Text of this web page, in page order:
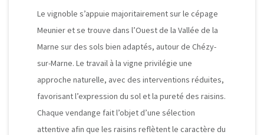
Le vignoble s’appuie majoritairement sur le cépage
Meunier et se trouve dans l’Ouest de la Vallée de la
Marne sur des sols bien adaptés, autour de Chézy-
sur-Marne. Le travail à la vigne privilégie une
approche naturelle, avec des interventions réduites,
favorisant l’expression du sol et la pureté des raisins.
Chaque vendange fait l’objet d’une sélection
attentive afin que les raisins reflètent le caractère du